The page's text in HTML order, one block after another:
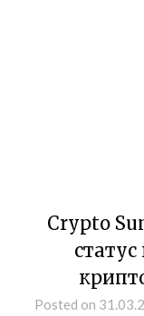
Crypto
Posted on